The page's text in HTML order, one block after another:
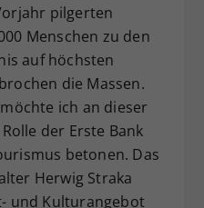
pilgerten
Menschen zu den
auf höchsten
die Massen.
ich an dieser
der Erste Bank
betonen. Das
Herwig Straka
und Kulturangebot